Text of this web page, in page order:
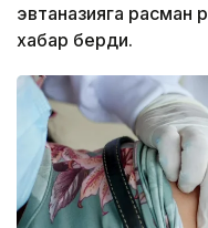
эвтаназияга расман
хабар берди.